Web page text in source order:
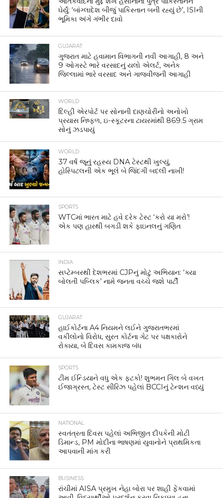
ઘેર્યું: ‘બાંગ્લાદેશ બીજું પાકિસ્તાન બની રહ્યું છે’, ISIની
ભૂમિકા અંગે ગંભીર દાવો
GUJARAT
ગુજરાત માટે હવામાન વિભાગની નવી આગાહી, 8 અને
9 ઓગસ્ટે ભારે વરસાદનું યલો એલર્ટ, અનેક
જિલ્લામાં ભારે વરસાદ અને ગાજવીજની આગાહી
WORLD
દિલ્હી એરપોર્ટ પર સોનાની દાણચોરીનો અનોખો
પ્રયાસ નિષ્ફળ, ઇ-સ્કૂટરના ટાયરમાંથી 869.5 ગ્રામ
સોનું ઝડપાયું
WORLD
37 વર્ષ જૂનું રહસ્ય DNA ટેસ્ટથી ખુલ્યું,
હોસ્પિટલની એક ભૂલે બે જિંદગી બદલી નાખી!
SPORTS
WTCમાં ભારત માટે હવે દરેક ટેસ્ટ ‘કરો યા મરો’!
એક પણ હારથી બગડી શકે ફાઇનલનું ગણિત
INDIA
સપ્ટેમ્બરથી દેશભરમાં CJPનું મોટું અભિયાન: ‘ક્યા
બોલતી પબ્લિક’ નામે જનતા વચ્ચે જશે પાર્ટી
GUJARAT
હાઈકોર્ટના A4 નિયમને લઈને ગુજરાતભરમાં
વકીલોનો વિરોધ, સુરત કોર્ટના ગેટ પર પક્ષકારોને
રોકાયા, બે દિવસ કામકાજ બંધ
SPORTS
ટીમ ઈન્ડિયાને વધુ એક ફટકો! શુભમન ગિલ બે વખત
ઈજાગ્રસ્ત, ટેસ્ટ સીરિઝ પહેલાં BCCIનું ટેન્શન વધ્યું
NATIONAL
સ્વતંત્રતા દિવસ પહેલાં અભિજીત દીપકેની મોટી
ડિમાન્ડ, PM મોદીના ભાષણમાં યુવાનોને પ્રાથમિકતા
આપવાની માંગ કરી
BUSINESS
રાંચીમાં AISA પ્રમુખ નેહા બોરા પર શાહી ફેંકવામાં